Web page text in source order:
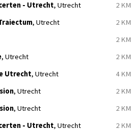
2 KM
- Utrecht, Utrecht
2 KM
, Utrecht
2 KM
2 KM
, Utrecht
4 KM
Utrecht, Utrecht
2 KM
, Utrecht
2 KM
, Utrecht
2 KM
- Utrecht, Utrecht